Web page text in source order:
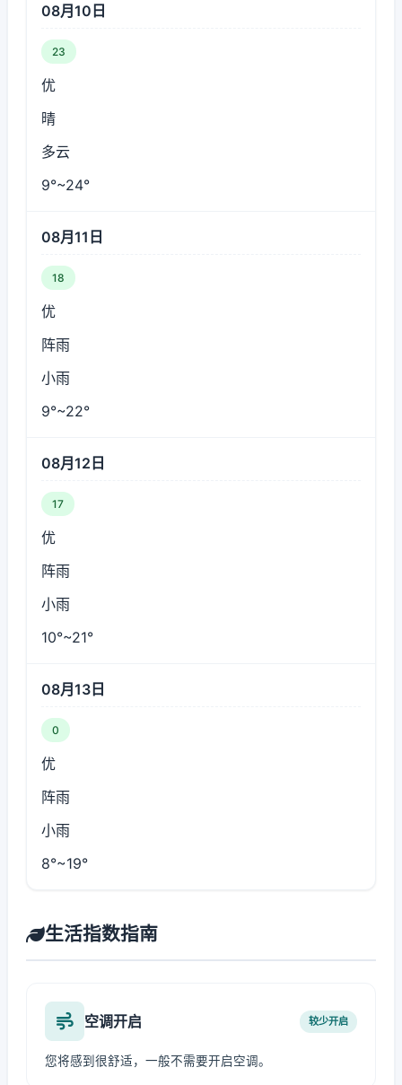
08月10日
23
优
晴
多云
9°~24°
08月11日
18
优
阵雨
小雨
9°~22°
08月12日
17
优
阵雨
小雨
10°~21°
08月13日
0
优
阵雨
小雨
8°~19°
生活指数指南
空调开启 较少开启
您将感到很舒适，一般不需要开启空调。